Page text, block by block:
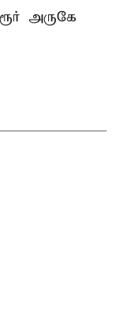
அருகே